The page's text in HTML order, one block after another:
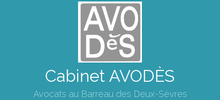
Cabinet AVODÈS
Avocats au Barreau des Deux-Sèvres